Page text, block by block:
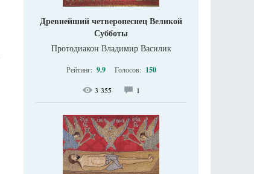
Древнейший четверопеснец Великой
Субботы
Протодиакон Владимир Василик
Рейтинг: 9.9 Голосов: 150
3 355 1